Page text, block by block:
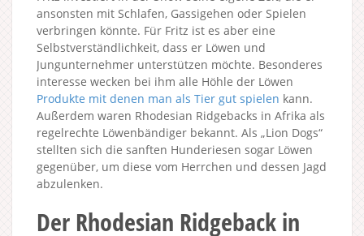
ansonsten mit Schlafen, Gassigehen oder Spielen
verbringen könnte. Für Fritz ist es aber eine
Selbstverständlichkeit, dass er Löwen und
Jungunternehmer unterstützen möchte. Besonderes
interesse wecken bei ihm alle Höhle der Löwen
Produkte mit denen man als Tier gut spielen kann.
Außerdem waren Rhodesian Ridgebacks in Afrika als
regelrechte Löwenbändiger bekannt. Als „Lion Dogs“
stellten sich die sanften Hunderiesen sogar Löwen
gegenüber, um diese vom Herrchen und dessen Jagd
abzulenken.
Der Rhodesian Ridgeback in